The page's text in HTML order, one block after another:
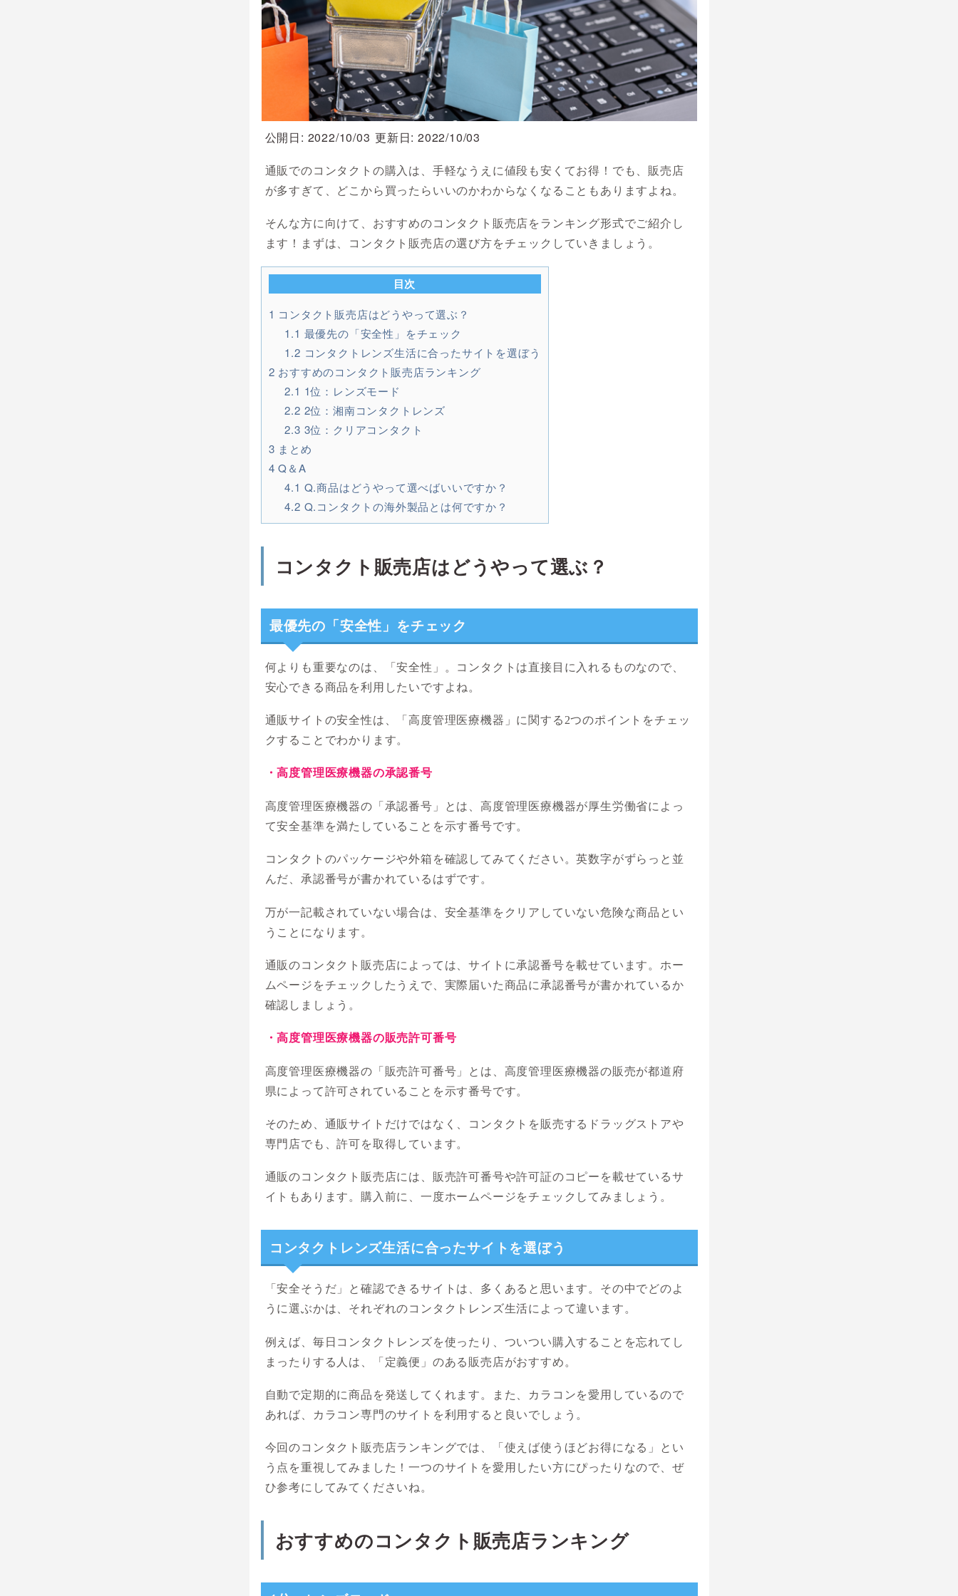
公開日: 2022/10/03 更新日: 2022/10/03
通販でのコンタクトの購入は、手軽なうえに値段も安くてお得！でも、販売店
が多すぎて、どこから買ったらいいのかわからなくなることもありますよね。
そんな方に向けて、おすすめのコンタクト販売店をランキング形式でご紹介し
ます！まずは、コンタクト販売店の選び方をチェックしていきましょう。
目次
1 コンタクト販売店はどうやって選ぶ？
1.1 最優先の「安全性」をチェック
1.2 コンタクトレンズ生活に合ったサイトを選ぼう
2 おすすめのコンタクト販売店ランキング
2.1 1位：レンズモード
2.2 2位：湘南コンタクトレンズ
2.3 3位：クリアコンタクト
3 まとめ
4 Q＆A
4.1 Q.商品はどうやって選べばいいですか？
4.2 Q.コンタクトの海外製品とは何ですか？
コンタクト販売店はどうやって選ぶ？
最優先の「安全性」をチェック
何よりも重要なのは、「安全性」。コンタクトは直接目に入れるものなので、
安心できる商品を利用したいですよね。
通販サイトの安全性は、「高度管理医療機器」に関する2つのポイントをチェッ
クすることでわかります。
・高度管理医療機器の承認番号
高度管理医療機器の「承認番号」とは、高度管理医療機器が厚生労働省によっ
て安全基準を満たしていることを示す番号です。
コンタクトのパッケージや外箱を確認してみてください。英数字がずらっと並
んだ、承認番号が書かれているはずです。
万が一記載されていない場合は、安全基準をクリアしていない危険な商品とい
うことになります。
通販のコンタクト販売店によっては、サイトに承認番号を載せています。ホー
ムページをチェックしたうえで、実際届いた商品に承認番号が書かれているか
確認しましょう。
・高度管理医療機器の販売許可番号
高度管理医療機器の「販売許可番号」とは、高度管理医療機器の販売が都道府
県によって許可されていることを示す番号です。
そのため、通販サイトだけではなく、コンタクトを販売するドラッグストアや
専門店でも、許可を取得しています。
通販のコンタクト販売店には、販売許可番号や許可証のコピーを載せているサ
イトもあります。購入前に、一度ホームページをチェックしてみましょう。
コンタクトレンズ生活に合ったサイトを選ぼう
「安全そうだ」と確認できるサイトは、多くあると思います。その中でどのよ
うに選ぶかは、それぞれのコンタクトレンズ生活によって違います。
例えば、毎日コンタクトレンズを使ったり、ついつい購入することを忘れてし
まったりする人は、「定義便」のある販売店がおすすめ。
自動で定期的に商品を発送してくれます。また、カラコンを愛用しているので
あれば、カラコン専門のサイトを利用すると良いでしょう。
今回のコンタクト販売店ランキングでは、「使えば使うほどお得になる」とい
う点を重視してみました！一つのサイトを愛用したい方にぴったりなので、ぜ
ひ参考にしてみてくださいね。
おすすめのコンタクト販売店ランキング